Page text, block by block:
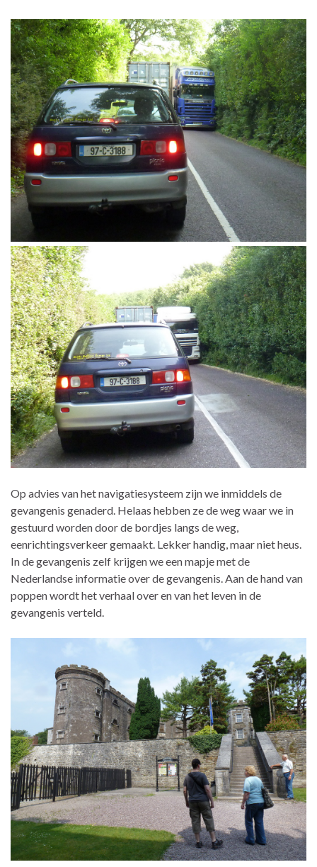
Op advies van het navigatiesysteem zijn we inmiddels de
gevangenis genaderd. Helaas hebben ze de weg waar we in
gestuurd worden door de bordjes langs de weg,
eenrichtingsverkeer gemaakt. Lekker handig, maar niet heus.
In de gevangenis zelf krijgen we een mapje met de
Nederlandse informatie over de gevangenis. Aan de hand van
poppen wordt het verhaal over en van het leven in de
gevangenis verteld.